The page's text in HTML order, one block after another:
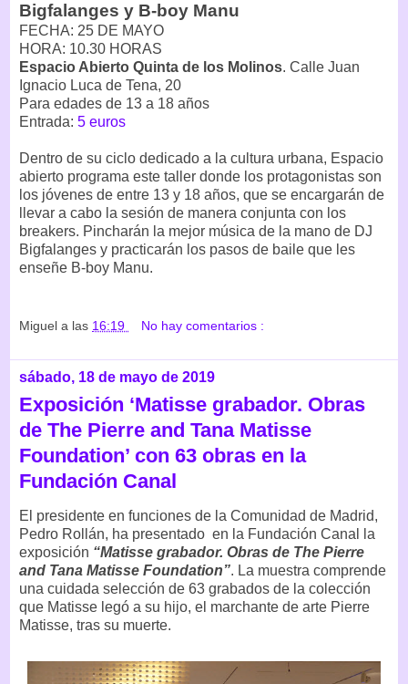
Bigfalanges y B-boy Manu
FECHA: 25 DE MAYO
HORA: 10.30 HORAS
Espacio Abierto Quinta de los Molinos. Calle Juan
Ignacio Luca de Tena, 20
Para edades de 13 a 18 años
Entrada: 5 euros
Dentro de su ciclo dedicado a la cultura urbana, Espacio
abierto programa este taller donde los protagonistas son
los jóvenes de entre 13 y 18 años, que se encargarán de
llevar a cabo la sesión de manera conjunta con los
breakers. Pincharán la mejor música de la mano de DJ
Bigfalanges y practicarán los pasos de baile que les
enseñe B-boy Manu.
Miguel a las 16:19 No hay comentarios :
sábado, 18 de mayo de 2019
Exposición ‘Matisse grabador. Obras
de The Pierre and Tana Matisse
Foundation’ con 63 obras en la
Fundación Canal
El presidente en funciones de la Comunidad de Madrid,
Pedro Rollán, ha presentado en la Fundación Canal la
exposición “Matisse grabador. Obras de The Pierre
and Tana Matisse Foundation”. La muestra comprende
una cuidada selección de 63 grabados de la colección
que Matisse legó a su hijo, el marchante de arte Pierre
Matisse, tras su muerte.